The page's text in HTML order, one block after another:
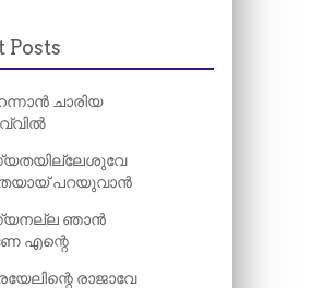
Posts
ചാരിയ
പറയുവാൻ
ഞാൻ
എന്റെ
രാജാവേ